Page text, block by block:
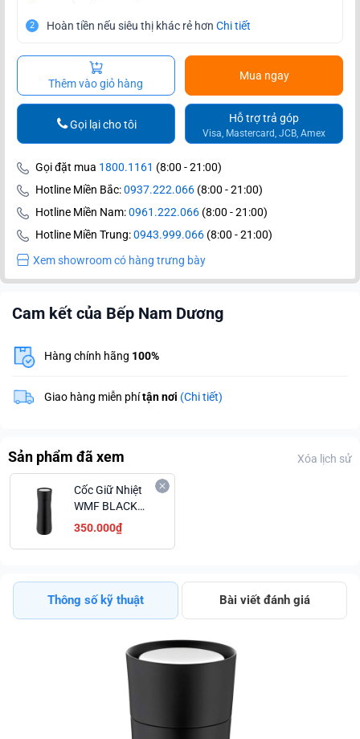
2 Hoàn tiền nếu siêu thị khác rẻ hơn Chi tiết
Thêm vào giỏ hàng
Mua ngay
Hỗ trợ trả góp
Visa, Mastercard, JCB, Amex
Gọi lại cho tôi
Gọi đặt mua 1800.1161 (8:00 - 21:00)
Hotline Miền Bắc:0937.222.066 (8:00 - 21:00)
Hotline Miền Nam:0961.222.066 (8:00 - 21:00)
Hotline Miền Trung:0943.999.066 (8:00 - 21:00)
Xem showroom có hàng trưng bày
Cam kết của Bếp Nam Dương
Hàng chính hãng 100%
Giao hàng miễn phítận nơi (Chi tiết)
Sản phẩm đã xem Xóa lịch sử
Cốc Giữ Nhiệt
WMF BLACK
350ml -
0690737390
350.000₫
Thông số kỹ thuật Bài viết đánh giá